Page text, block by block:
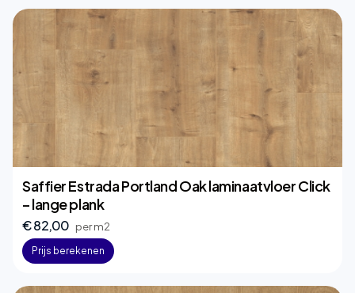
Saffier Estrada Portland Oak laminaatvloer Click
– lange plank
€ 82,00 per m2
Prijs berekenen